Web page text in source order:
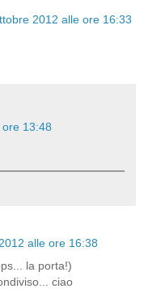
2012 alle ore 16:33
13:48
alle ore 16:38
la porta!)
ciao